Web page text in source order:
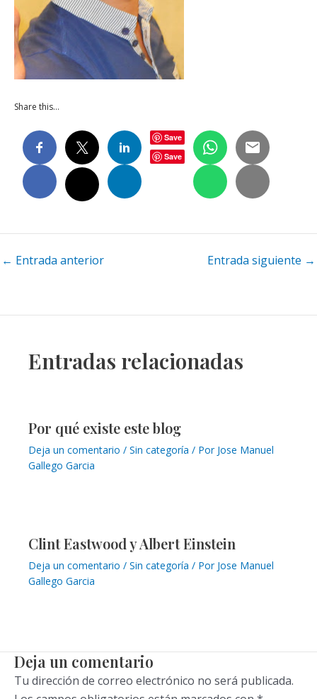
Share this…
Save
Save
Navegación
← Entrada anterior Entrada siguiente →
Entradas relacionadas
Por qué existe este blog
Deja un comentario / Sin categoría / Por Jose Manuel
Gallego Garcia
Clint Eastwood y Albert Einstein
Deja un comentario / Sin categoría / Por Jose Manuel
Gallego Garcia
Deja un comentario
Tu dirección de correo electrónico no será publicada.